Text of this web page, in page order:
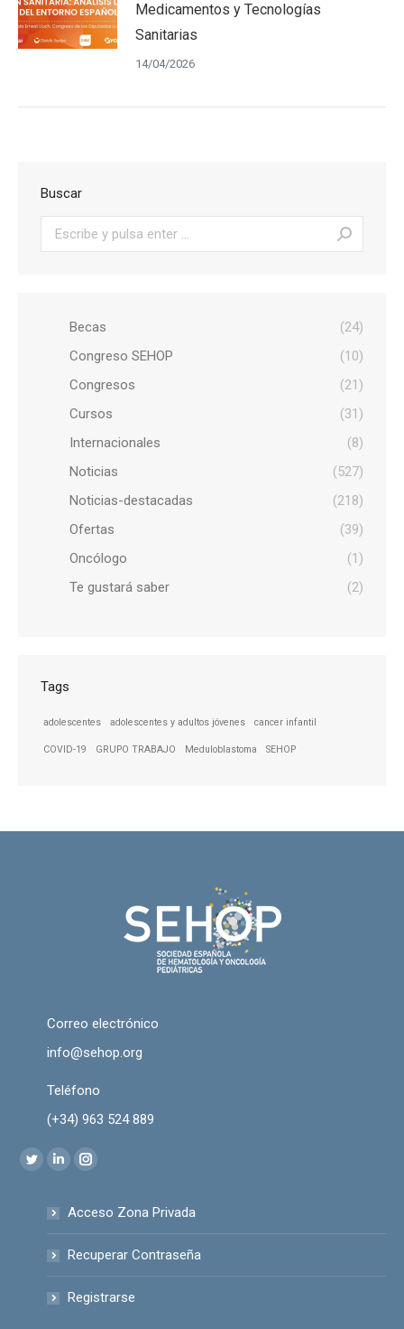
Medicamentos y Tecnologías
Sanitarias
14/04/2026
Buscar
Buscar:
Becas
(24)
Congreso SEHOP
(10)
Congresos
(21)
Cursos
(31)
Internacionales
(8)
Noticias
(527)
Noticias-destacadas
(218)
Ofertas
(39)
Oncólogo
(1)
Te gustará saber
(2)
Tags
adolescentes adolescentes y adultos jóvenes cancer infantil
COVID-19 GRUPO TRABAJO Meduloblastoma SEHOP
Correo electrónico
info@sehop.org
Teléfono
(+34) 963 524 889
Encuéntranos en:
Twitter
opens
new
Linkedin
opens
new
Instagram
opens
new
Acceso Zona Privada
Recuperar Contraseña
Registrarse